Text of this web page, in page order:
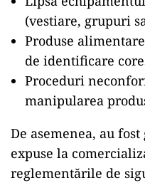
(vestiare, grupuri
Produse
de identificare
Proceduri
manipularea
De asemenea, au
expuse la
reglementările de